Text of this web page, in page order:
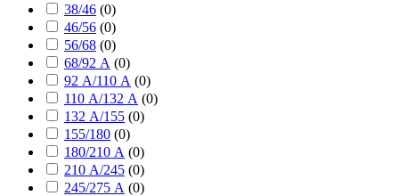
38/46 (0)
46/56 (0)
56/68 (0)
68/92 А (0)
92 А/110 А (0)
110 А/132 А (0)
132 А/155 (0)
155/180 (0)
180/210 А (0)
210 А/245 (0)
245/275 А (0)